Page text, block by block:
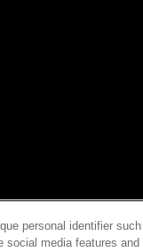
personal identifier
social media features